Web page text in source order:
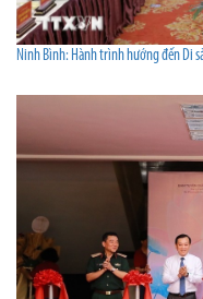
Ninh Bình: Hành trình hướng đến Di